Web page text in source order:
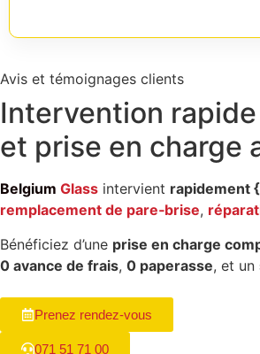
Avis et témoignages clients
Intervention rapide
et prise en charge
Belgium Glass intervient rapidement
remplacement de pare‑brise,
Bénéficiez d’une prise en charge
0 avance de frais, 0 paperasse, et un
Prenez rendez-vous
071 51 71 00